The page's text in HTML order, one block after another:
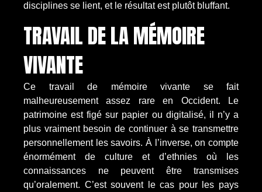
disciplines se lient, et le résultat est plutôt bluffant.
TRAVAIL DE LA MÉMOIRE
VIVANTE
Ce travail de mémoire vivante se fait
malheureusement assez rare en Occident. Le
patrimoine est figé sur papier ou digitalisé, il n’y a
plus vraiment besoin de continuer à se transmettre
personnellement les savoirs. À l’inverse, on compte
énormément de culture et d’ethnies où les
connaissances ne peuvent être transmises
qu’oralement. C’est souvent le cas pour les pays